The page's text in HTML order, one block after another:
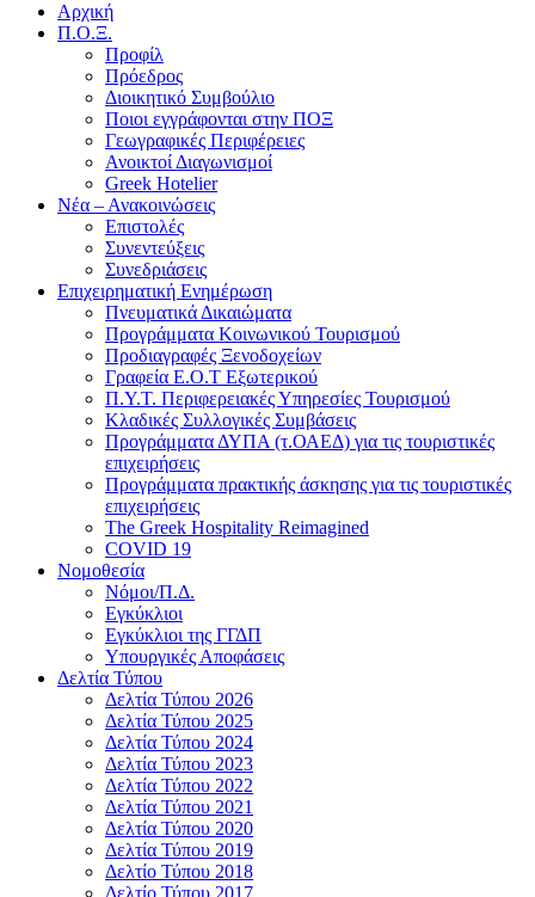
Αρχική
Π.Ο.Ξ.
Προφίλ
Πρόεδρος
Διοικητικό Συμβούλιο
Ποιοι εγγράφονται στην ΠΟΞ
Γεωγραφικές Περιφέρειες
Ανοικτοί Διαγωνισμoί
Greek Hotelier
Νέα – Ανακοινώσεις
Επιστολές
Συνεντεύξεις
Συνεδριάσεις
Επιχειρηματική Ενημέρωση
Πνευματικά Δικαιώματα
Προγράμματα Κοινωνικού Τουρισμού
Προδιαγραφές Ξενοδοχείων
Γραφεία Ε.Ο.Τ Εξωτερικού
Π.Υ.Τ. Περιφερειακές Υπηρεσίες Τουρισμού
Κλαδικές Συλλογικές Συμβάσεις
Προγράμματα ΔΥΠΑ (τ.ΟΑΕΔ) για τις τουριστικές
επιχειρήσεις
Προγράμματα πρακτικής άσκησης για τις τουριστικές
επιχειρήσεις
The Greek Hospitality Reimagined
COVID 19
Νομοθεσία
Νόμοι/Π.Δ.
Εγκύκλιοι
Εγκύκλιοι της ΓΓΔΠ
Υπουργικές Αποφάσεις
Δελτία Τύπου
Δελτία Τύπου 2026
Δελτία Τύπου 2025
Δελτία Τύπου 2024
Δελτία Τύπου 2023
Δελτία Τύπου 2022
Δελτία Τύπου 2021
Δελτία Τύπου 2020
Δελτία Τύπου 2019
Δελτίο Τύπου 2018